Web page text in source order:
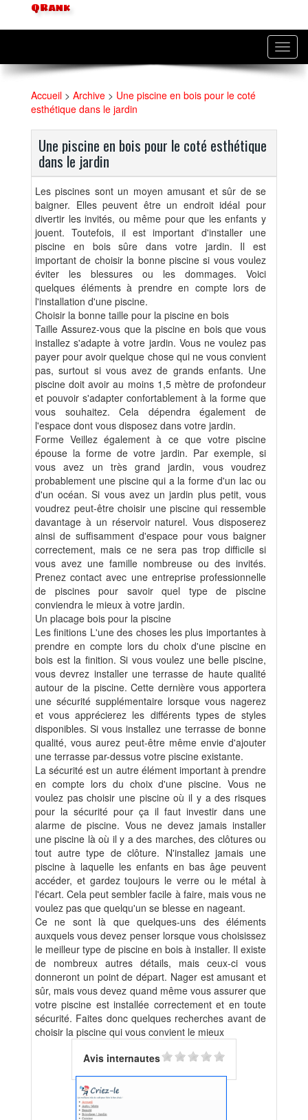
QRank
Accueil > Archive > Une piscine en bois pour le coté
esthétique dans le jardin
Une piscine en bois pour le coté esthétique
dans le jardin
Les piscines sont un moyen amusant et sûr de se
baigner. Elles peuvent être un endroit idéal pour
divertir les invités, ou même pour que les enfants y
jouent. Toutefois, il est important d'installer une
piscine en bois sûre dans votre jardin. Il est
important de choisir la bonne piscine si vous voulez
éviter les blessures ou les dommages. Voici
quelques éléments à prendre en compte lors de
l'installation d'une piscine.
Choisir la bonne taille pour la piscine en bois
Taille Assurez-vous que la piscine en bois que vous
installez s'adapte à votre jardin. Vous ne voulez pas
payer pour avoir quelque chose qui ne vous convient
pas, surtout si vous avez de grands enfants. Une
piscine doit avoir au moins 1,5 mètre de profondeur
et pouvoir s'adapter confortablement à la forme que
vous souhaitez. Cela dépendra également de
l'espace dont vous disposez dans votre jardin.
Forme Veillez également à ce que votre piscine
épouse la forme de votre jardin. Par exemple, si
vous avez un très grand jardin, vous voudrez
probablement une piscine qui a la forme d'un lac ou
d'un océan. Si vous avez un jardin plus petit, vous
voudrez peut-être choisir une piscine qui ressemble
davantage à un réservoir naturel. Vous disposerez
ainsi de suffisamment d'espace pour vous baigner
correctement, mais ce ne sera pas trop difficile si
vous avez une famille nombreuse ou des invités.
Prenez contact avec une entreprise professionnelle
de piscines pour savoir quel type de piscine
conviendra le mieux à votre jardin.
Un placage bois pour la piscine
Les finitions L'une des choses les plus importantes à
prendre en compte lors du choix d'une piscine en
bois est la finition. Si vous voulez une belle piscine,
vous devrez installer une terrasse de haute qualité
autour de la piscine. Cette dernière vous apportera
une sécurité supplémentaire lorsque vous nagerez
et vous apprécierez les différents types de styles
disponibles. Si vous installez une terrasse de bonne
qualité, vous aurez peut-être même envie d'ajouter
une terrasse par-dessus votre piscine existante.
La sécurité est un autre élément important à prendre
en compte lors du choix d'une piscine. Vous ne
voulez pas choisir une piscine où il y a des risques
pour la sécurité pour ça il faut investir dans une
alarme de piscine. Vous ne devez jamais installer
une piscine là où il y a des marches, des clôtures ou
tout autre type de clôture. N'installez jamais une
piscine à laquelle les enfants en bas âge peuvent
accéder, et gardez toujours le verre ou le métal à
l'écart. Cela peut sembler facile à faire, mais vous ne
voulez pas que quelqu'un se blesse en nageant.
Ce ne sont là que quelques-uns des éléments
auxquels vous devez penser lorsque vous choisissez
le meilleur type de piscine en bois à installer. Il existe
de nombreux autres détails, mais ceux-ci vous
donneront un point de départ. Nager est amusant et
sûr, mais vous devez quand même vous assurer que
votre piscine est installée correctement et en toute
sécurité. Faites donc quelques recherches avant de
choisir la piscine qui vous convient le mieux
Avis internautes